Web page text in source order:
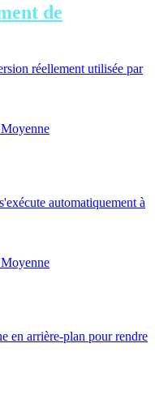
de
réellement utilisée par
automatiquement à
en arrière-plan pour rendre